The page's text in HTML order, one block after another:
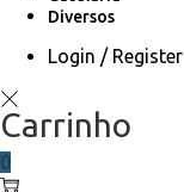
Diversos
Login / Register
Carrinho
0